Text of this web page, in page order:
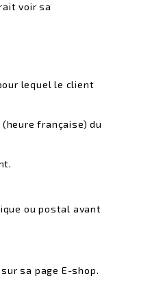
voir sa
lequel le client
française) du
ou postal avant
sa page E-shop.